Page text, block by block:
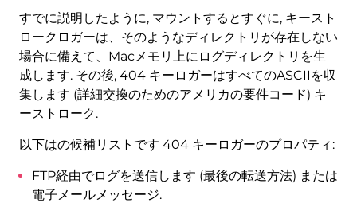
すでに説明したように, マウントするとすぐに, キースト
ロークロガーは、そのようなディレクトリが存在しない
場合に備えて、Macメモリ上にログディレクトリを生
成します. その後, 404 キーロガーはすべてのASCIIを収
集します (詳細交換のためのアメリカの要件コード) キ
ーストローク.
以下はの候補リストです 404 キーロガーのプロパティ:
FTP経由でログを送信します (最後の転送方法) または
電子メールメッセージ.